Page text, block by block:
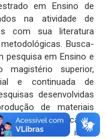
em Ensino de
na atividade de
com sua literatura
Busca-
pesquisa em Ensino e
superior,
e continuada de
desenvolvidas
de materiais
para a educação
do curso inclui